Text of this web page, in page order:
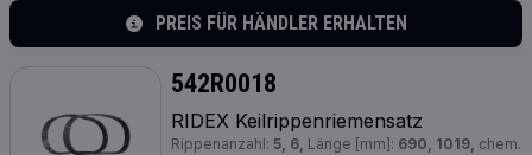
PREIS FÜR HÄNDLER ERHALTEN
542R0018
RIDEX Keilrippenriemensatz
Rippenanzahl: 5, 6, Länge [mm]: 690, 1019, chem.